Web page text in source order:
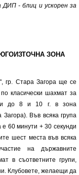
ДИП - блиц и ускорен за
ЮГОИЗТОЧНА ЗОНА
гр. Стара Загора ще се
класически шахмат за
до 8 и 10 г. в зона
Във всяка група
60 минути + 30 секунди
шест места във всяка
на държавните
в съответните групи,
Клубовете, желаещи да